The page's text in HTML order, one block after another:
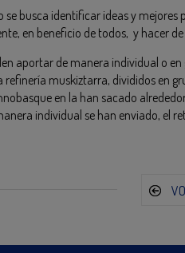
se busca identificar ideas y
en beneficio de todos, y hacer
aportar de manera individual o
refinería muskiztarra, divididos en
en la han sacado
individual se han enviado, el